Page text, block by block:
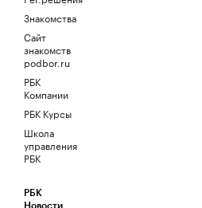
Знакомства
Сайт
знакомств
podbor.ru
РБК
Компании
РБК Курсы
Школа
управления
РБК
РБК
Новости